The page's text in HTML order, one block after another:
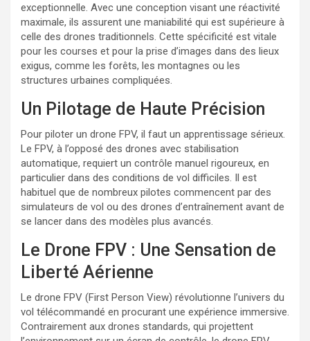
exceptionnelle. Avec une conception visant une réactivité
maximale, ils assurent une maniabilité qui est supérieure à
celle des drones traditionnels. Cette spécificité est vitale
pour les courses et pour la prise d’images dans des lieux
exigus, comme les forêts, les montagnes ou les
structures urbaines compliquées.
Un Pilotage de Haute Précision
Pour piloter un drone FPV, il faut un apprentissage sérieux.
Le FPV, à l’opposé des drones avec stabilisation
automatique, requiert un contrôle manuel rigoureux, en
particulier dans des conditions de vol difficiles. Il est
habituel que de nombreux pilotes commencent par des
simulateurs de vol ou des drones d’entraînement avant de
se lancer dans des modèles plus avancés.
Le Drone FPV : Une Sensation de
Liberté Aérienne
Le drone FPV (First Person View) révolutionne l’univers du
vol télécommandé en procurant une expérience immersive.
Contrairement aux drones standards, qui projettent